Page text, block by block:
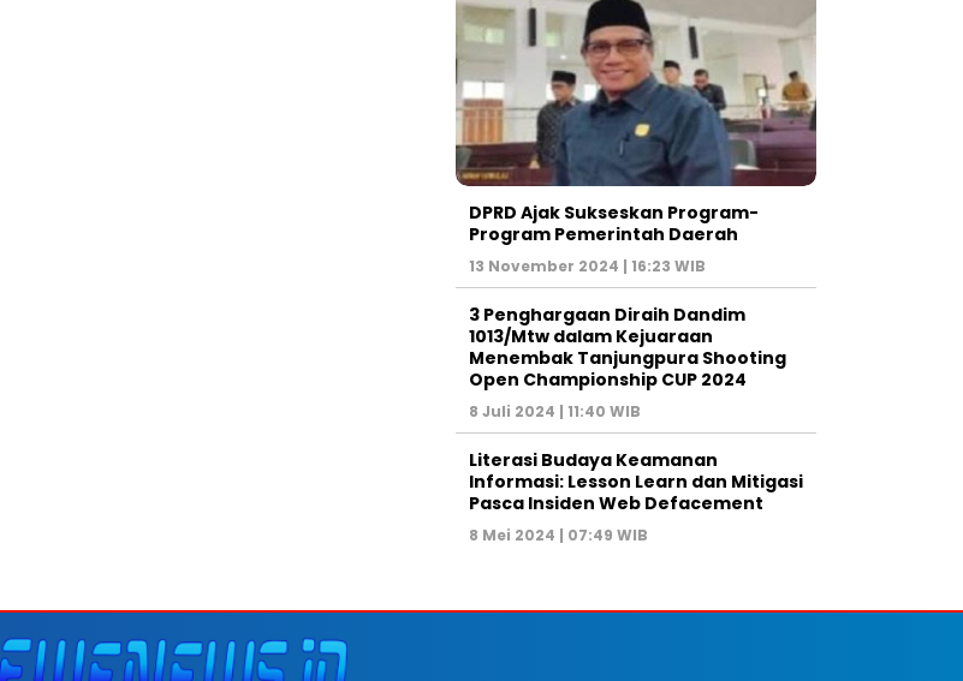
DPRD Ajak Sukseskan Program-
Program Pemerintah Daerah
13 November 2024 | 16:23 WIB
3 Penghargaan Diraih Dandim
1013/Mtw dalam Kejuaraan
Menembak Tanjungpura Shooting
Open Championship CUP 2024
8 Juli 2024 | 11:40 WIB
Literasi Budaya Keamanan
Informasi: Lesson Learn dan Mitigasi
Pasca Insiden Web Defacement
8 Mei 2024 | 07:49 WIB